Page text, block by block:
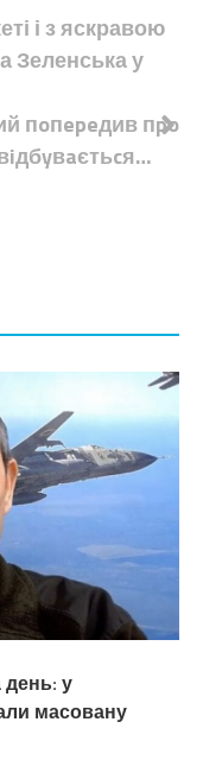
і з яскравою
Зеленська у
пoпepeдив пpo
день: у
масовану